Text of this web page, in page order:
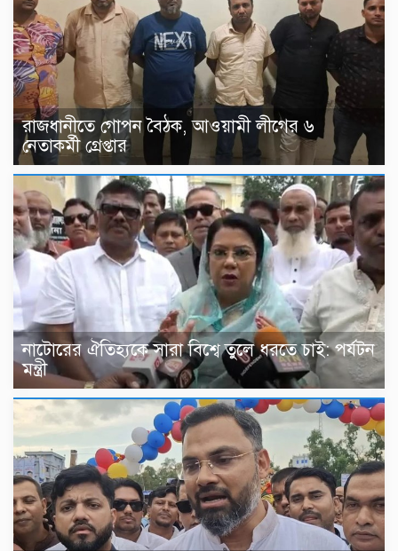
রাজধানীতে গোপন বৈঠক, আওয়ামী লীগের ৬
নেতাকর্মী গ্রেপ্তার
নাটোরের ঐতিহ্যকে সারা বিশ্বে তুলে ধরতে চাই: পর্যটন
মন্ত্রী